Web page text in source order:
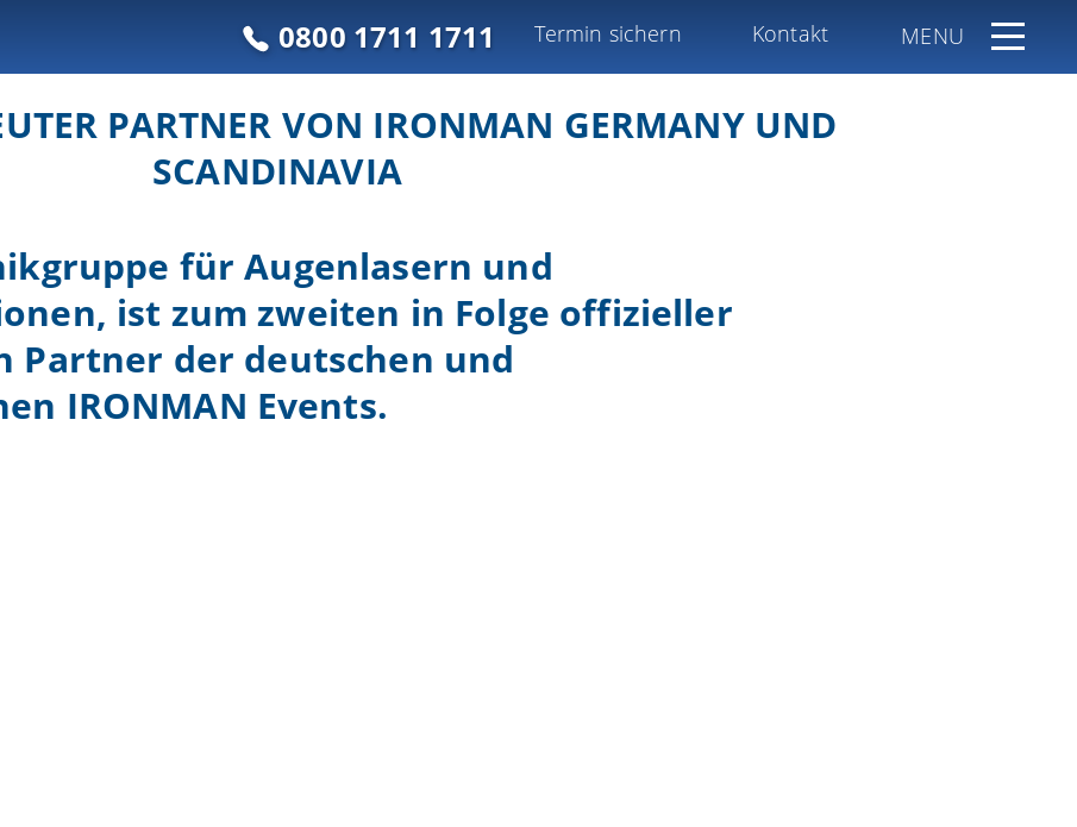
0800 1711 1711 Termin sichern Kontakt MENU
PARTNER VON IRONMAN GERMANY UND
SCANDINAVIA
für Augenlasern und
ist zum zweiten in Folge offizieller
Partner der deutschen und
IRONMAN Events.